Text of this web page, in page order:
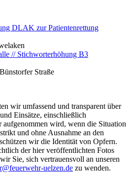
DLAK zur Patientenrettung
// Stichworterhöhung B3
Straße
wir umfassend und transparent über
Einsätze, einschließlich
aufgenommen wird, wenn die Situation
und ohne Ausnahme an den
wir die Identität von Opfern.
der hier veröffentlichten Fotos
Sie, sich vertrauensvoll an unseren
uelzen.de zu wenden.